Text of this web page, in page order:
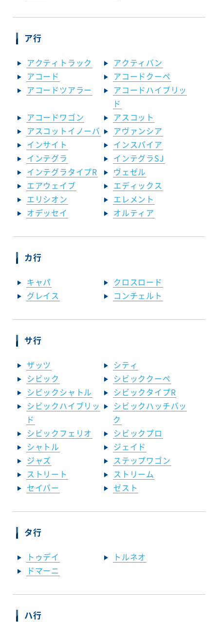
ア行
アクティトラック
アクティバン
アコード
アコードクーペ
アコードツアラー
アコードハイブリッ
ド
アコードワゴン
アスコット
アスコットイノーバ
アヴァンシア
インサイト
インスパイア
インテグラ
インテグラSJ
インテグラタイプR
ヴェゼル
エアウェイブ
エディックス
エリシオン
エレメント
オデッセイ
オルティア
カ行
キャパ
クロスロード
グレイス
コンチェルト
サ行
ザッツ
シティ
シビック
シビッククーペ
シビックシャトル
シビックタイプR
シビックハイブリッ
ド
シビックハッチバッ
ク
シビックフェリオ
シビックプロ
シャトル
ジェイド
ジャズ
ステップワゴン
ストリート
ストリーム
セイバー
ゼスト
タ行
トゥデイ
トルネオ
ドマーニ
ハ行